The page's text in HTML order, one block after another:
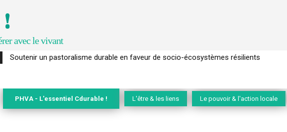
avec le vivant
S’inspirer de l’arbre pour un modèle économique régénératif du vivant …
PHVA - L'essentiel Cdurable ! L'être & les liens Le pouvoir & l'action locale